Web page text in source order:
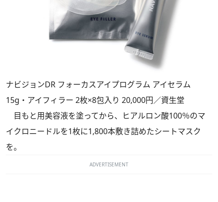
ナビジョンDR フォーカスアイプログラム アイセラム
15g・アイフィラー 2枚×8包入り 20,000円／資生堂
目もと用美容液を塗ってから、ヒアルロン酸100％のマ
イクロニードルを1枚に1,800本敷き詰めたシートマスク
を。
ADVERTISEMENT